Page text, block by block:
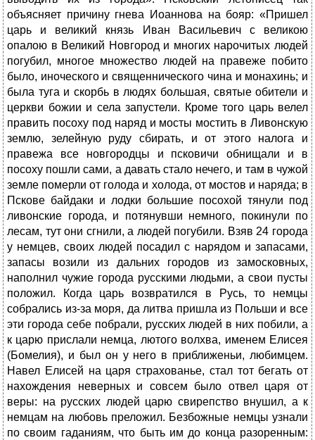
объясняет причину гнева Иоаннова на бояр: «Пришел
царь и великий князь Иван Васильевич с великою
опалою в Великий Новгород и многих нарочитых людей
погубил, многое множество людей на правеже побито
было, иноческого и священнического чина и монахинь; и
была туга и скорбь в людях большая, святые обители и
церкви божии и села запустели. Кроме того царь велел
править посоху под наряд и мосты мостить в Ливонскую
землю, зелейную руду сбирать, и от этого налога и
правежа все новгородцы и псковичи обнищали и в
посоху пошли сами, а давать стало нечего, и там в чужой
земле померли от голода и холода, от мостов и наряда; в
Пскове байдаки и лодки большие посохой тянули под
ливонские города, и потянувши немного, покинули по
лесам, тут они сгнили, а людей погубили. Взяв 24 города
у немцев, своих людей посадил с нарядом и запасами,
запасы возили из дальних городов из замосковных,
наполнил чужие города русскими людьми, а свои пусты
положил. Когда царь возвратился в Русь, то немцы
собрались из-за моря, да литва пришла из Польши и все
эти города себе побрали, русских людей в них побили, а
к царю прислали немца, лютого волхва, именем Елисея
(Бомелия), и был он у него в приближеньи, любимцем.
Навел Елисей на царя страхованье, стал тот бегать от
нахождения неверных и совсем было отвел царя от
веры: на русских людей царю свирепство внушил, а к
немцам на любовь преложил. Безбожные немцы узнали
по своим гаданиям, что быть им до конца разоренным: